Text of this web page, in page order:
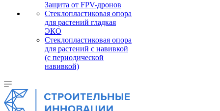
Защита от FPV-дронов
Стеклопластиковая опора
для растений гладкая
ЭКО
Стеклопластиковая опора
для растений с навивкой
(с периодической
навивкой)